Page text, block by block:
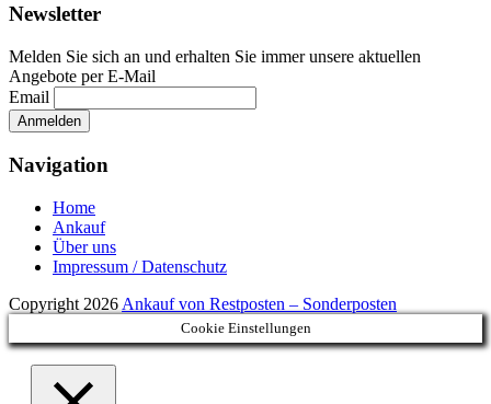
Newsletter
Melden Sie sich an und erhalten Sie immer unsere aktuellen
Angebote per E-Mail
Email
Navigation
Home
Ankauf
Über uns
Impressum / Datenschutz
Copyright 2026 Ankauf von Restposten – Sonderposten
Cookie Einstellungen